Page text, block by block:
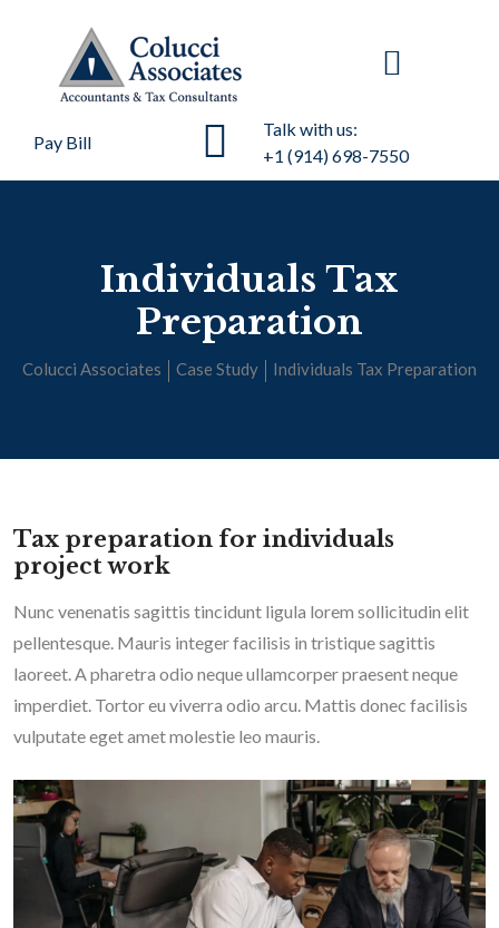
Pay Bill
Talk with us:
+1 (914) 698-7550
Individuals Tax
Preparation
Colucci Associates Case Study Individuals Tax Preparation
Tax preparation for individuals
project work
Nunc venenatis sagittis tincidunt ligula lorem sollicitudin elit
pellentesque. Mauris integer facilisis in tristique sagittis
laoreet. A pharetra odio neque ullamcorper praesent neque
imperdiet. Tortor eu viverra odio arcu. Mattis donec facilisis
vulputate eget amet molestie leo mauris.